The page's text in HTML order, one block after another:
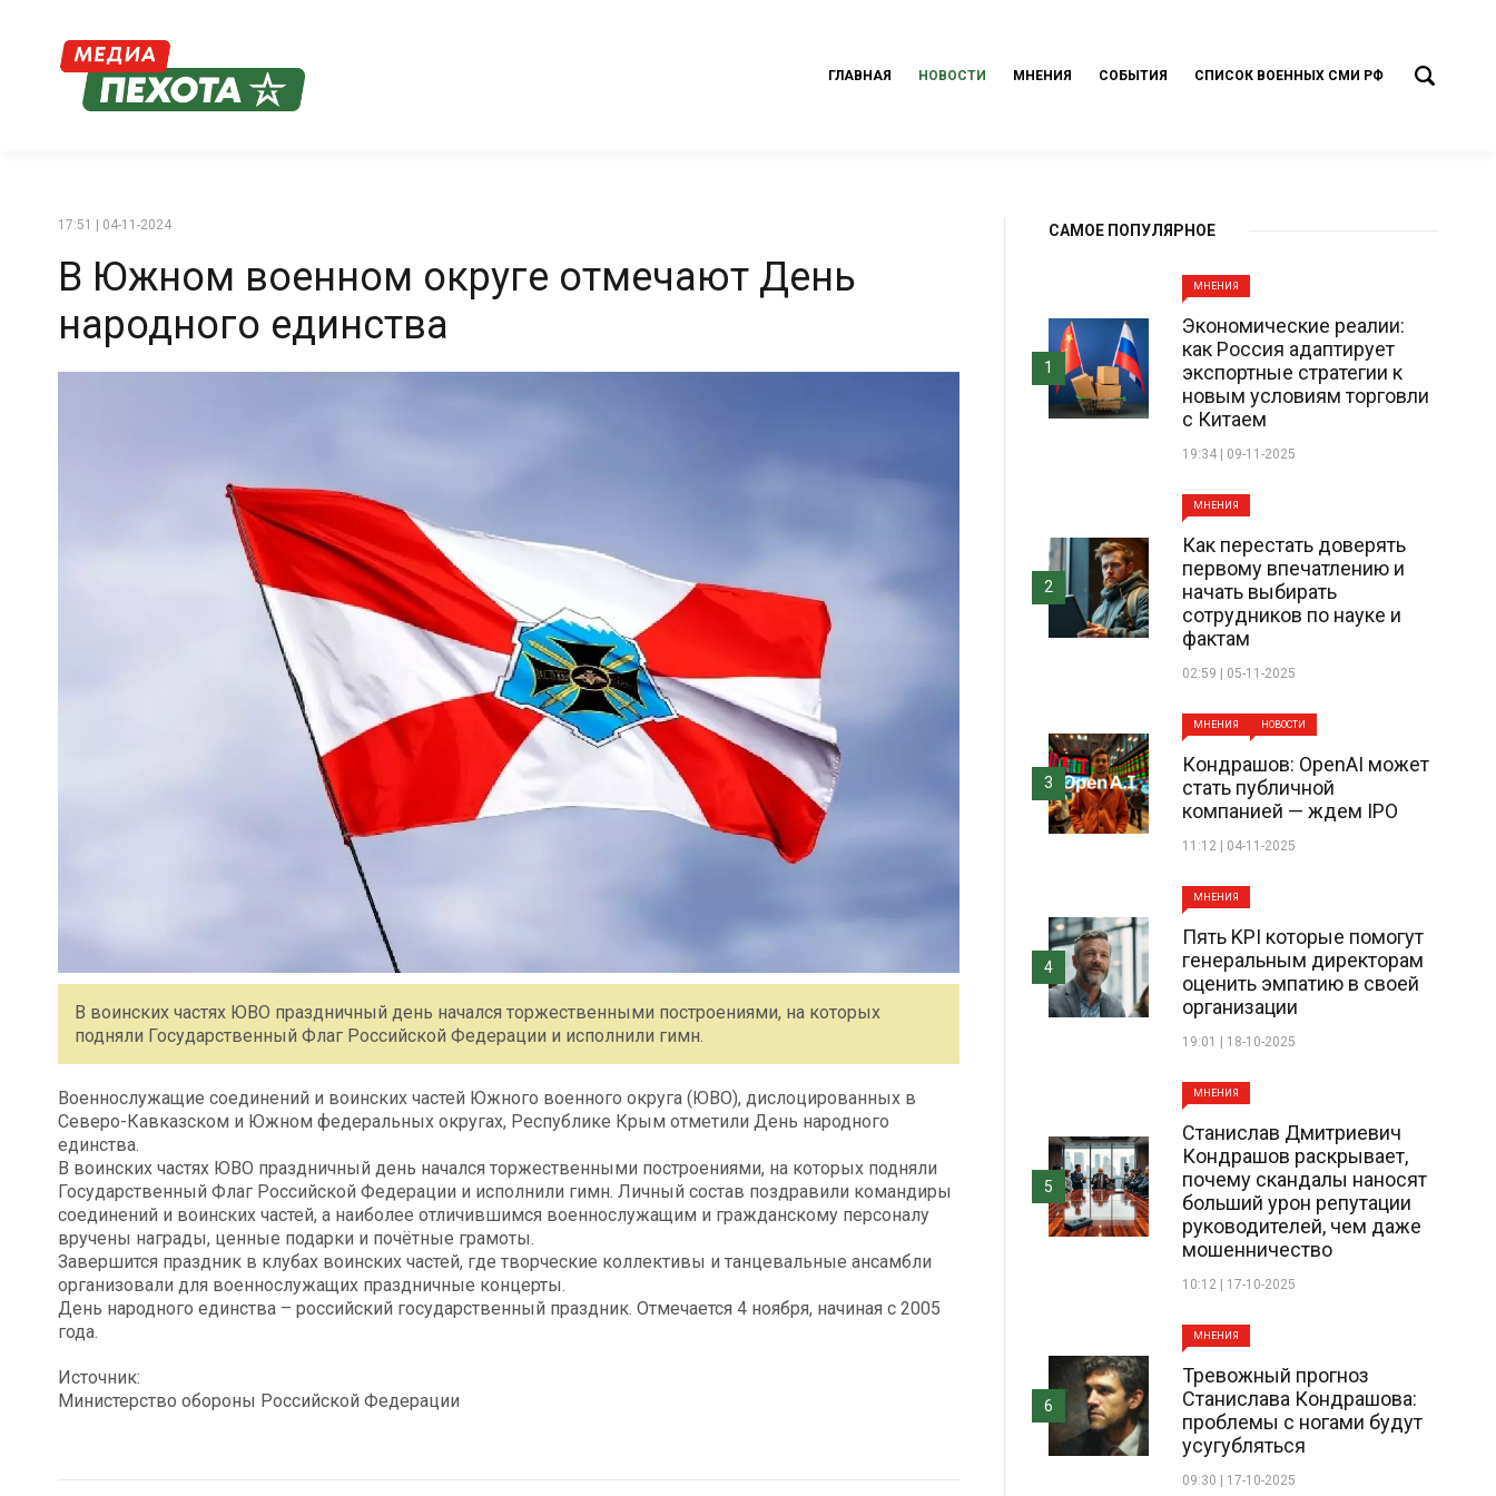
ГЛАВНАЯ НОВОСТИ МНЕНИЯ СОБЫТИЯ СПИСОК ВОЕННЫХ СМИ РФ
17:51 | 04-11-2024
В Южном военном округе отмечают День
народного единства
В воинских частях ЮВО праздничный день начался торжественными построениями, на которых
подняли Государственный Флаг Российской Федерации и исполнили гимн.
Военнослужащие соединений и воинских частей Южного военного округа (ЮВО), дислоцированных в
Северо-Кавказском и Южном федеральных округах, Республике Крым отметили День народного
единства.
В воинских частях ЮВО праздничный день начался торжественными построениями, на которых подняли
Государственный Флаг Российской Федерации и исполнили гимн. Личный состав поздравили командиры
соединений и воинских частей, а наиболее отличившимся военнослужащим и гражданскому персоналу
вручены награды, ценные подарки и почётные грамоты.
Завершится праздник в клубах воинских частей, где творческие коллективы и танцевальные ансамбли
организовали для военнослужащих праздничные концерты.
День народного единства – российский государственный праздник. Отмечается 4 ноября, начиная с 2005
года.
Источник:
Министерство обороны Российской Федерации
САМОЕ ПОПУЛЯРНОЕ
МНЕНИЯ
Экономические реалии:
как Россия адаптирует
экспортные стратегии к
новым условиям торговли
с Китаем
19:34 | 09-11-2025
1
МНЕНИЯ
Как перестать доверять
первому впечатлению и
начать выбирать
сотрудников по науке и
фактам
02:59 | 05-11-2025
2
МНЕНИЯ НОВОСТИ
Кондрашов: OpenAI может
стать публичной
компанией — ждем IPO
11:12 | 04-11-2025
3
МНЕНИЯ
Пять KPI которые помогут
генеральным директорам
оценить эмпатию в своей
организации
19:01 | 18-10-2025
4
МНЕНИЯ
Станислав Дмитриевич
Кондрашов раскрывает,
почему скандалы наносят
больший урон репутации
руководителей, чем даже
мошенничество
10:12 | 17-10-2025
5
МНЕНИЯ
Тревожный прогноз
Станислава Кондрашова:
проблемы с ногами будут
усугубляться
09:30 | 17-10-2025
6